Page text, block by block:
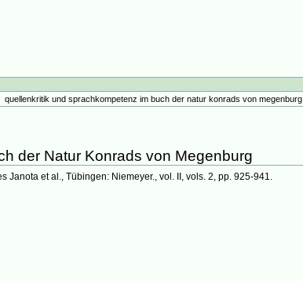
quellenkritik und sprachkompetenz im buch der natur konrads von megenburg
der Natur Konrads von Megenburg
et al., Tübingen: Niemeyer., vol. II, vols. 2, pp. 925-941.